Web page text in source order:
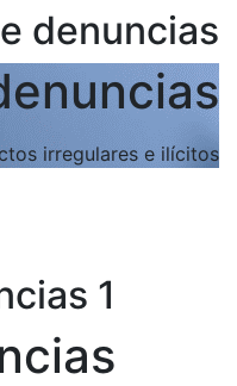
denuncias
irregulares e ilícitos.
1